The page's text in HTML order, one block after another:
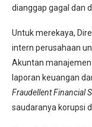
dianggap gagal dan
Untuk merekaya,
intern perusahaan
Akuntan
laporan keuangan
Fraudellent Financial
saudaranya korupsi